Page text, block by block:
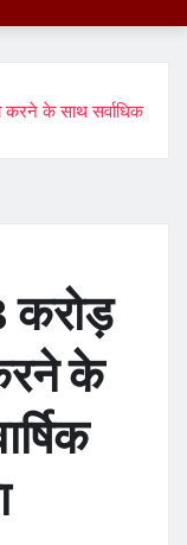
के साथ सर्वाधिक
करोड़
के